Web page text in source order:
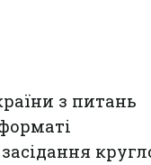
з питань